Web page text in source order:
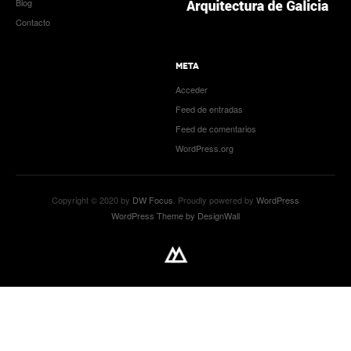
Contacto
META
Acceder
Feed de entradas
Feed de comentarios
WordPress.org
Copyright © 2020 by DW Focus . Proudly powered by WordPress
WordPress Theme by DesignWall